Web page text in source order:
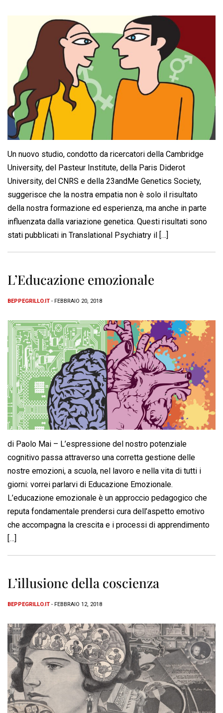
Un nuovo studio, condotto da ricercatori della Cambridge
University, del Pasteur Institute, della Paris Diderot
University, del CNRS e della 23andMe Genetics Society,
suggerisce che la nostra empatia non è solo il risultato
della nostra formazione ed esperienza, ma anche in parte
influenzata dalla variazione genetica. Questi risultati sono
stati pubblicati in Translational Psychiatry il […]
L’Educazione emozionale
BEPPEGRILLO.IT - FEBBRAIO 20, 2018
di Paolo Mai – L’espressione del nostro potenziale
cognitivo passa attraverso una corretta gestione delle
nostre emozioni, a scuola, nel lavoro e nella vita di tutti i
giorni: vorrei parlarvi di Educazione Emozionale.
L’educazione emozionale è un approccio pedagogico che
reputa fondamentale prendersi cura dell’aspetto emotivo
che accompagna la crescita e i processi di apprendimento
[…]
L’illusione della coscienza
BEPPEGRILLO.IT - FEBBRAIO 12, 2018